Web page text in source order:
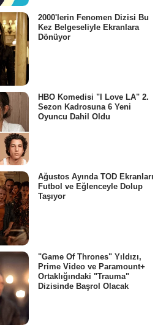
2000'lerin Fenomen Dizisi Bu
Kez Belgeseliyle Ekranlara
Dönüyor
HBO Komedisi "I Love LA" 2.
Sezon Kadrosuna 6 Yeni
Oyuncu Dahil Oldu
Ağustos Ayında TOD Ekranları
Futbol ve Eğlenceyle Dolup
Taşıyor
"Game Of Thrones" Yıldızı,
Prime Video ve Paramount+
Ortaklığındaki "Trauma"
Dizisinde Başrol Olacak